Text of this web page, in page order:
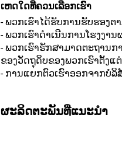
ເຫດໃດທີ່ຄວນເລືອກເຮົາ
- ພວກເຮົາໄດ້ຮັບການຮັບຮອງຕ
- ພວກເຮົາດຳເນີນການໂຮງງາ
- ພວກເຮົາຮັກສາມາດຕະຖານ
ຂອງວັດຖຸດິບຂອງພວກເຮົາຕັ້ງແ
- ການແຍກຕົວເຮົາອອກຈາກບໍລິ
ຜະລິດຕະພັນທີ່ແນະນຳ